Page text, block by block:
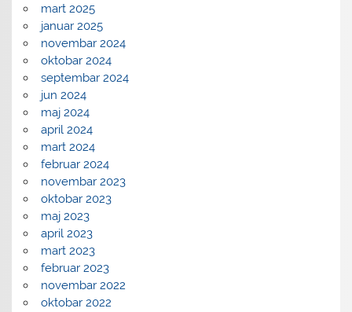
mart 2025
januar 2025
novembar 2024
oktobar 2024
septembar 2024
jun 2024
maj 2024
april 2024
mart 2024
februar 2024
novembar 2023
oktobar 2023
maj 2023
april 2023
mart 2023
februar 2023
novembar 2022
oktobar 2022